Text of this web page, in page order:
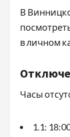
В
в личном
Часы
1.1: